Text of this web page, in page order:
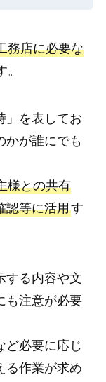
務店に必要な
。
」を表してお
かが誰にでも
様との共有
認等に活用す
する内容や文
も注意が必要
ど必要に応じ
る作業が求め